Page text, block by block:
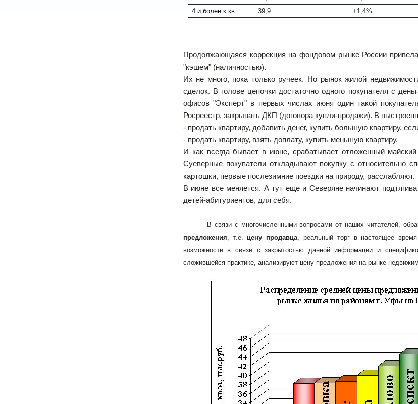
4 и более к.кв.
39,9 +1,4%
Продолжающаяся коррекция на фондовом рынке России
"кэшем" (наличностью).
Их не много, пока только ручеек. Но рынок жилой
сделок. В голове цепочки достаточно одного покупателя с
офисов "Эксперт" в первых числах июня один такой
Росреестр, закрывать ДКП (договора купли-продажи). В
- продать квартиру, добавить денег, купить большую квартиру,
- продать квартиру, взять доплату, купить меньшую квартиру.
И как всегда бывает в июне, срабатывает отложенный
Суеверные покупатели откладывают покупку с относительно
картошки, первые послезимние поездки на природу, расслабляют.
В июне все меняется. А тут еще и Северяне начинают
детей-абитуриентов, для себя.
В связи с многочисленными вопросами от наших читателей,
предложения, т.е. цену продавца, реальный торг в настоящее
возможности в связи с закрытостью данной информации и
сложившейся практике, анализируют цену предложения на рынке